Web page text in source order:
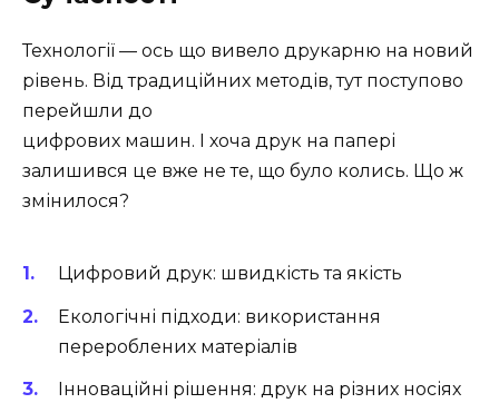
Технології — ось що вивело друкарню на новий
рівень. Від традиційних методів, тут поступово
перейшли до
цифрових машин. І хоча друк на папері
залишився це вже не те, що було колись. Що ж
змінилося?
Цифровий друк: швидкість та якість
Екологічні підходи: використання
перероблених матеріалів
Інноваційні рішення: друк на різних носіях